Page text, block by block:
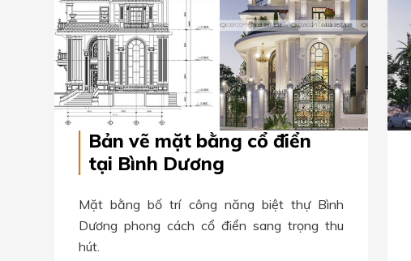
Bản vẽ mặt bằng cổ điển
tại Bình Dương
Mặt bằng bố trí công năng biệt thự Bình
Dương phong cách cổ điển sang trọng thu
hút.